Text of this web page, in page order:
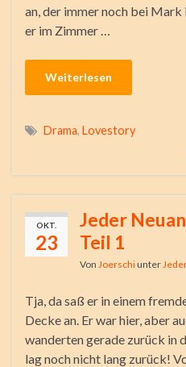
an, der immer noch bei
er im Zimmer …
Weiterlesen
Drama, Lovestory
OKT.
23
Jeder
Teil 1
Von Joerschiunter
Tja, da saß er in einem
Decke an. Er war hier, aber
wanderten gerade zurück in
lag noch nicht lang zurück!